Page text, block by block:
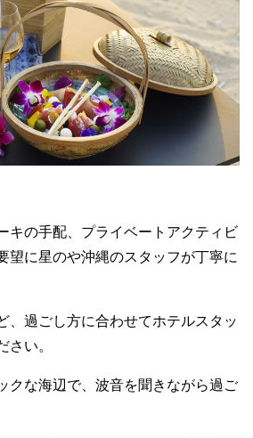
キの手配、プライベートアクティビ
望に星のや沖縄のスタッフが丁寧に
、過ごし方に合わせてホテルスタッ
い。
クな海辺で、波音を聞きながら過ご